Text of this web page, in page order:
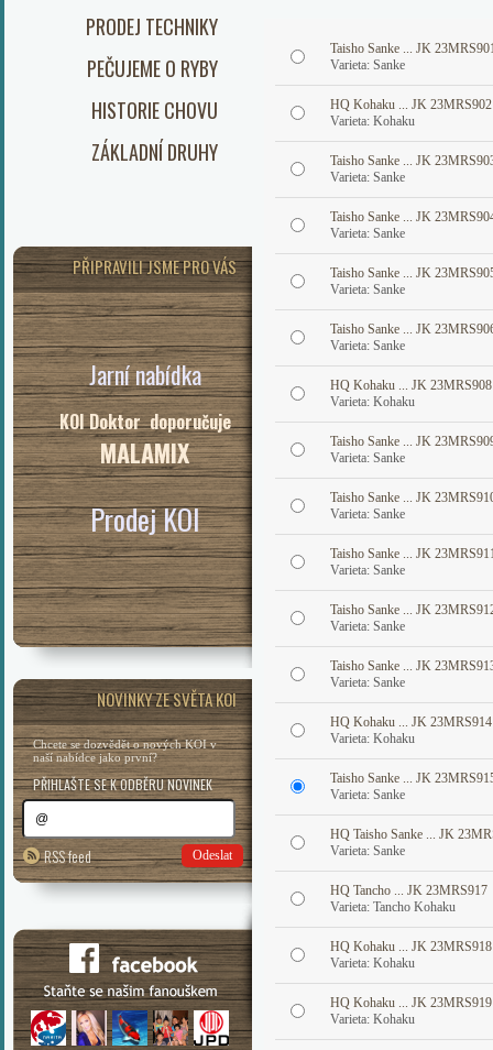
PRODEJ TECHNIKY
PEČUJEME O RYBY
HISTORIE CHOVU
ZÁKLADNÍ DRUHY
PŘIPRAVILI JSME PRO VÁS
Jarní nabídka
KOI Doktor doporučuje
MALAMIX
Prodej KOI
NOVINKY ZE SVĚTA KOI
Chcete se dozvědět o nových KOI v
naší nabídce jako první?
PŘIHLAŠTE SE K ODBĚRU NOVINEK
RSS feed Odeslat
Taisho Sanke ... JK
Varieta: Sanke
HQ Kohaku ... JK 23MRS902
Varieta: Kohaku
Taisho Sanke ... JK
Varieta: Sanke
Taisho Sanke ... JK
Varieta: Sanke
Taisho Sanke ... JK
Varieta: Sanke
Taisho Sanke ... JK
Varieta: Sanke
HQ Kohaku ... JK 23MRS908
Varieta: Kohaku
Taisho Sanke ... JK
Varieta: Sanke
Taisho Sanke ... JK
Varieta: Sanke
Taisho Sanke ... JK
Varieta: Sanke
Taisho Sanke ... JK
Varieta: Sanke
Taisho Sanke ... JK
Varieta: Sanke
HQ Kohaku ... JK 23MRS914
Varieta: Kohaku
Taisho Sanke ... JK
Varieta: Sanke
HQ Taisho Sanke ... JK
Varieta: Sanke
HQ Tancho ... JK 23MRS917
Varieta: Tancho Kohaku
HQ Kohaku ... JK 23MRS918
Varieta: Kohaku
HQ Kohaku ... JK 23MRS919
Varieta: Kohaku